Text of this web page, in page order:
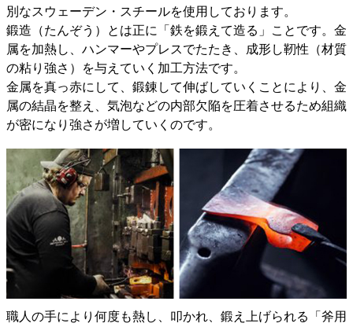
別なスウェーデン・スチールを使用しております。
鍛造（たんぞう）とは正に「鉄を鍛えて造る」ことです。金
属を加熱し、ハンマーやプレスでたたき、成形し靭性（材質
の粘り強さ）を与えていく加工方法です。
金属を真っ赤にして、鍛錬して伸ばしていくことにより、金
属の結晶を整え、気泡などの内部欠陥を圧着させるため組織
が密になり強さが増していくのです。
職人の手により何度も熱し、叩かれ、鍛え上げられる「斧用